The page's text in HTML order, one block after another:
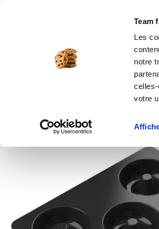
Team
Les
notre
votre
MOULES SILICONE USTENSILES
Moule en